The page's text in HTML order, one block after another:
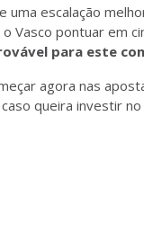
uma escalação
Vasco pontuar em
para este
agora nas
queira investir